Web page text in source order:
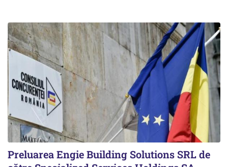
Preluarea Engie Building Solutions SRL de